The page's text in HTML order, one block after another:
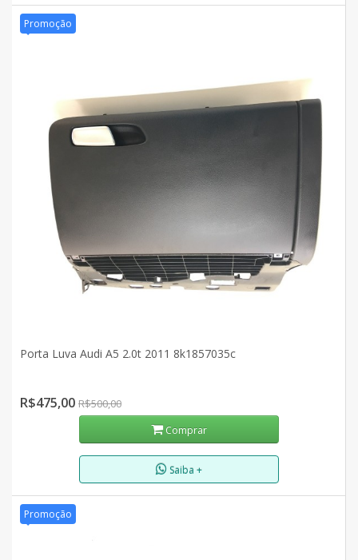
Promoção
Porta Luva Audi A5 2.0t 2011 8k1857035c
R$475,00 R$500,00
Comprar
Saiba +
Promoção